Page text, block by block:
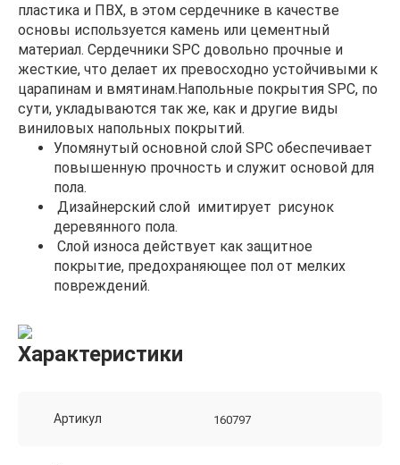
пластика и ПВХ, в этом сердечнике в качестве
основы используется камень или цементный
материал. Сердечники SPC довольно прочные и
жесткие, что делает их превосходно устойчивыми к
царапинам и вмятинам.Напольные покрытия SPC, по
сути, укладываются так же, как и другие виды
виниловых напольных покрытий.
Упомянутый основной слой SPC обеспечивает
повышенную прочность и служит основой для
пола.
Дизайнерский слой имитирует рисунок
деревянного пола.
Cлой износа действует как защитное
покрытие, предохраняющее пол от мелких
повреждений.
Характеристики
Артикул 160797